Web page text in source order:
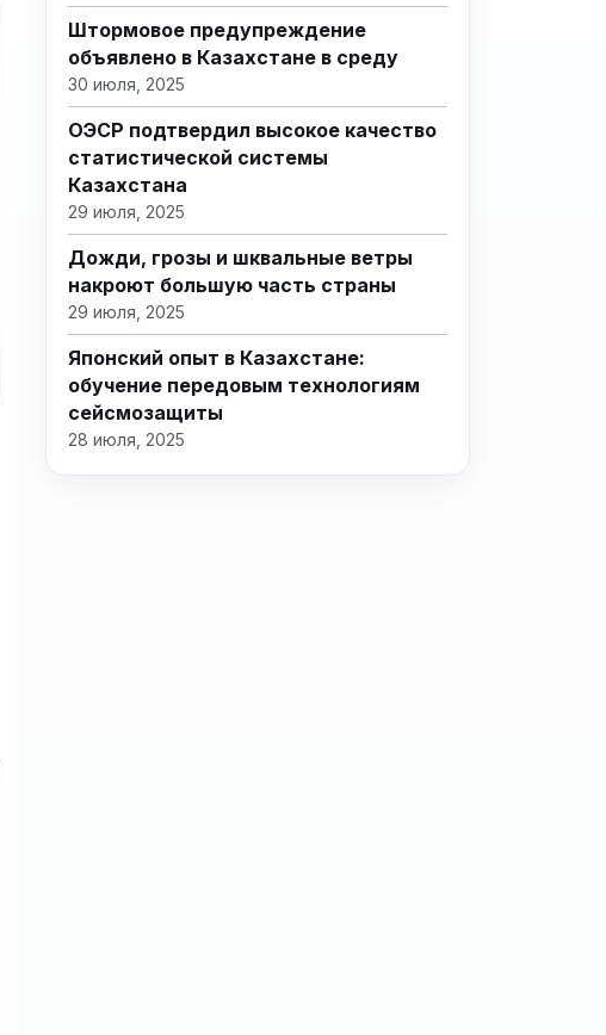
Штормовое предупреждение
объявлено в Казахстане в среду
30 июля, 2025
ОЭСР подтвердил высокое качество
статистической системы
Казахстана
29 июля, 2025
Дожди, грозы и шквальные ветры
накроют большую часть страны
29 июля, 2025
Японский опыт в Казахстане:
обучение передовым технологиям
сейсмозащиты
28 июля, 2025